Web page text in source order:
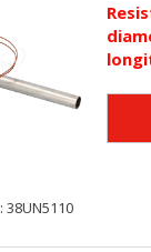
38UN5110